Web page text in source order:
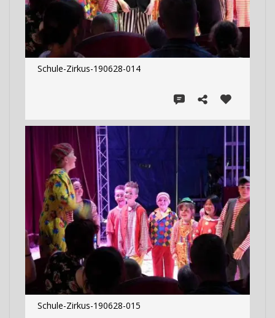
Schule-Zirkus-190628-014
Schule-Zirkus-190628-015